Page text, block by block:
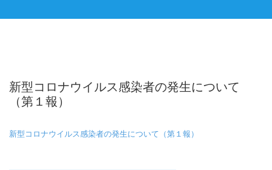
新型コロナウイルス感染者の発生について
（第１報）
新型コロナウイルス感染者の発生について（第１報）